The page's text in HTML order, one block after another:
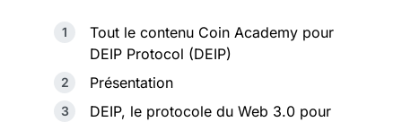
Tout le contenu Coin Academy pour
DEIP Protocol (DEIP)
Présentation
DEIP, le protocole du Web 3.0 pour